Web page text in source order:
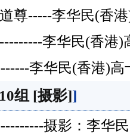
尊-----李华民(香
李华民(香港)
李华民(香港)高
组 [摄影]]
摄影：李华